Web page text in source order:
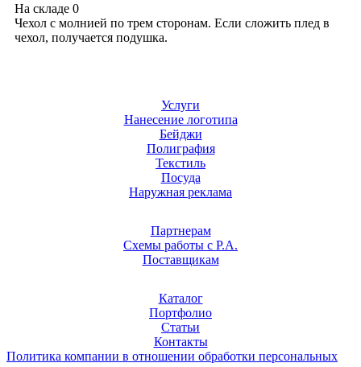
На складе 0
Чехол с молнией по трем сторонам. Если сложить плед в
чехол, получается подушка.
Услуги
Нанесение логотипа
Бейджи
Полиграфия
Текстиль
Посуда
Наружная реклама
Партнерам
Схемы работы с Р.А.
Поставщикам
Каталог
Портфолио
Статьи
Контакты
Политика компании в отношении обработки персональных